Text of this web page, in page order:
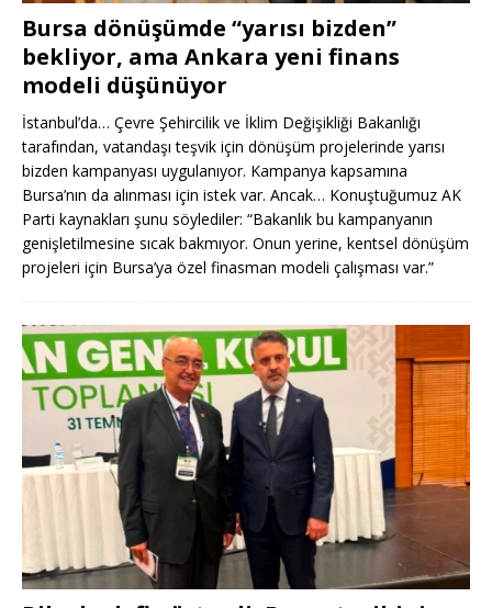
Bursa dönüşümde “yarısı bizden”
bekliyor, ama Ankara yeni finans
modeli düşünüyor
İstanbul’da… Çevre Şehircilik ve İklim Değişikliği Bakanlığı
tarafından, vatandaşı teşvik için dönüşüm projelerinde yarısı
bizden kampanyası uygulanıyor. Kampanya kapsamına
Bursa’nın da alınması için istek var. Ancak… Konuştuğumuz AK
Parti kaynakları şunu söylediler: “Bakanlık bu kampanyanın
genişletilmesine sıcak bakmıyor. Onun yerine, kentsel dönüşüm
projeleri için Bursa’ya özel finasman modeli çalışması var.”